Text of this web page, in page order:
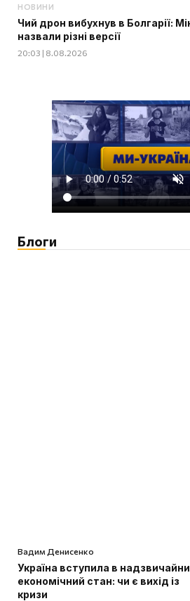
НОВИНИ
Чий дрон вибухнув в Болгарії:
назвали різні версії
20:03 | 8.08.2026
Блоги
Вадим Денисенко
Україна вступила в
економічний стан: чи є вихід із
кризи